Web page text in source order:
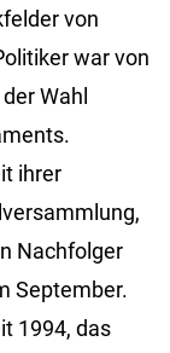
von
war von
Wahl
ihrer
Nachfolger
September.
1994, das